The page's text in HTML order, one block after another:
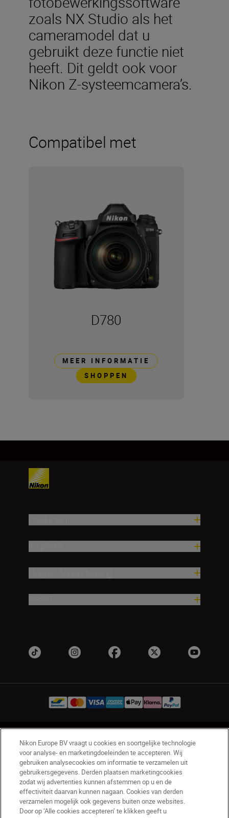
zoals NX Studio als het
cameramodel dat u
gebruikt deze functie niet
heeft. Dit geldt ook voor
Nikon Z-systeemcamera’s.
Compatibel met
D780
MEER INFORMATIE
SHOPPEN
BE(nl) Nikon Sites
Contact opnemen
Privacyverklaring
Gebruiksvoorwaarden
Nikon Store - Algemene voorwaarden
Cookieverklaring
Toegankelijkheid
Cookie-instellingen
© 2026 Nikon
Nikon Europe BV vraagt u cookies en soortgelijke technologie
voor analyse- en marketingdoeleinden te accepteren. Wij
gebruiken analysecookies om informatie te verzamelen uit
gebruikersgegevens. Derden plaatsen marketingcookies
zodat wij advertenties kunnen afstemmen op u en de
effectiviteit daarvan kunnen nagaan. Cookies van derden
verzamelen mogelijk ook gegevens buiten onze websites.
Door op ‘Alle cookies accepteren’ te klikken geeft u